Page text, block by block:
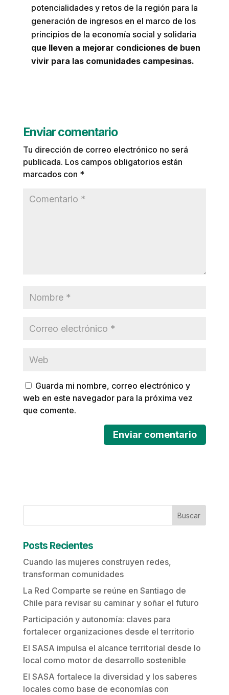
potencialidades y retos de la región para la
generación de ingresos en el marco de los
principios de la economía social y solidaria
que lleven a mejorar condiciones de buen
vivir para las comunidades campesinas.
Enviar comentario
Tu dirección de correo electrónico no será
publicada. Los campos obligatorios están
marcados con *
Guarda mi nombre, correo electrónico y
web en este navegador para la próxima vez
que comente.
Buscar
Posts Recientes
Cuando las mujeres construyen redes,
transforman comunidades
La Red Comparte se reúne en Santiago de
Chile para revisar su caminar y soñar el futuro
Participación y autonomía: claves para
fortalecer organizaciones desde el territorio
El SASA impulsa el alcance territorial desde lo
local como motor de desarrollo sostenible
El SASA fortalece la diversidad y los saberes
locales como base de economías con